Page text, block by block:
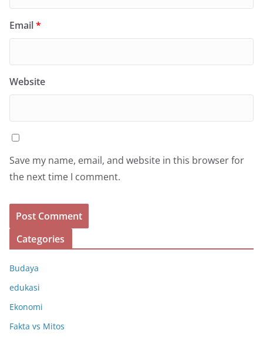
Email*
Website
Save my name, email, and website in this browser for
the next time I comment.
Categories
Budaya
edukasi
Ekonomi
Fakta vs Mitos